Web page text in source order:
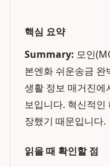
핵심 요약
Summary: 모인
본엔화 쉬운송금 완
생활 정보 매거진에
보입니다. 혁신적
장했기 때문입니다.
읽을 때 확인할 점